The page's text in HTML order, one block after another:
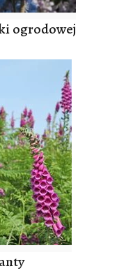
ogrodowej